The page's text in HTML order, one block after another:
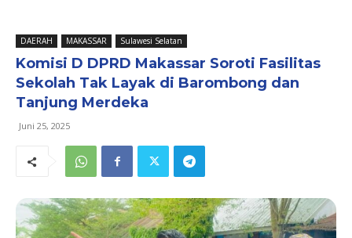
DAERAH MAKASSAR Sulawesi Selatan
Komisi D DPRD Makassar Soroti Fasilitas
Sekolah Tak Layak di Barombong dan
Tanjung Merdeka
Juni 25, 2025